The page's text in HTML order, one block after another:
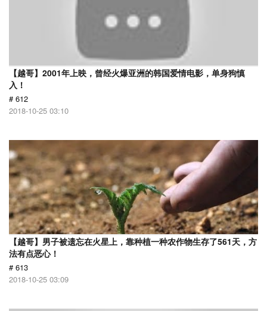
【越哥】2001年上映，曾经火爆亚洲的韩国爱情电影，单身狗慎
入！
# 612
2018-10-25 03:10
【越哥】男子被遗忘在火星上，靠种植一种农作物生存了561天，方
法有点恶心！
# 613
2018-10-25 03:09